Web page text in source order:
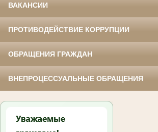
ВАКАНСИИ
ПРОТИВОДЕЙСТВИЕ КОРРУПЦИИ
ОБРАЩЕНИЯ ГРАЖДАН
ВНЕПРОЦЕССУАЛЬНЫЕ ОБРАЩЕНИЯ